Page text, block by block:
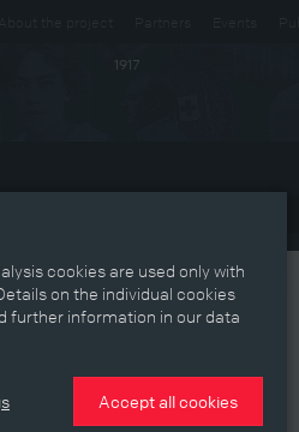
1917
cookies are used only with
on the individual cookies
further information in our data
Accept all cookies